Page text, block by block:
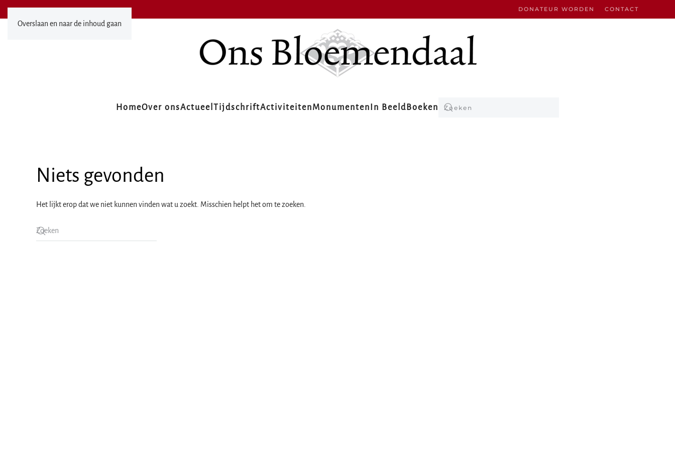
Overslaan en naar de inhoud gaan
DONATEUR WORDEN CONTACT
HomeOver onsActueel TijdschriftActiviteitenMonumenten In Beeld Boeken
Niets gevonden
Het lijkt erop dat we niet kunnen vinden wat u zoekt. Misschien helpt het om te zoeken.